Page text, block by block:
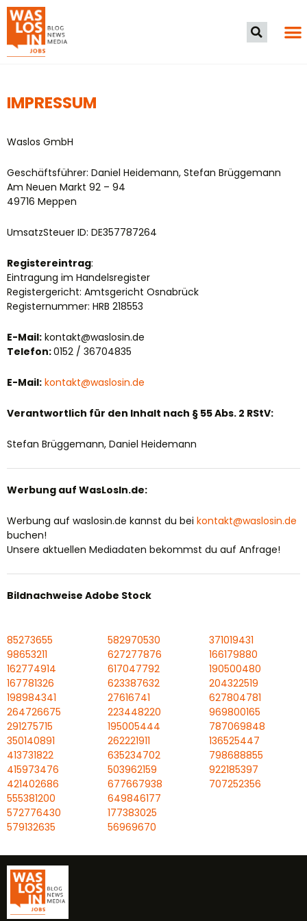
IMPRESSUM
Waslos GmbH
Geschäftsführer: Daniel Heidemann, Stefan Brüggemann
Am Neuen Markt 92 – 94
49716 Meppen
UmsatzSteuer ID: DE357787264
Registereintrag:
Eintragung im Handelsregister
Registergericht: Amtsgericht Osnabrück
Registernummer: HRB 218553
E-Mail: kontakt@waslosin.de
Telefon:0152 / 36704835
E-Mail: kontakt@waslosin.de
Verantwortlich für den Inhalt nach § 55 Abs. 2 RStV:
Stefan Brüggemann, Daniel Heidemann
Werbung auf WasLosIn.de:
Werbung auf waslosin.de kannst du bei kontakt@waslosin.de
buchen!
Unsere aktuellen Mediadaten bekommst du auf Anfrage!
Bildnachweise Adobe Stock
85273655
98653211
162774914
167781326
198984341
264726675
291275715
350140891
413731822
415973476
421402686
555381200
572776430
579132635
582970530
627277876
617047792
623387632
27616741
223448220
195005444
262221911
635234702
503962159
677667938
649846177
177383025
56969670
371019431
166179880
190500480
204322519
627804781
969800165
787069848
136525447
798688855
922185397
707252356